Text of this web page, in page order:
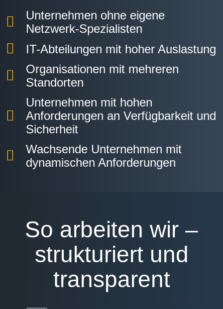
Unternehmen ohne eigene
Netzwerk-Spezialisten
IT-Abteilungen mit hoher Auslastung
Organisationen mit mehreren
Standorten
Unternehmen mit hohen
Anforderungen an Verfügbarkeit und
Sicherheit
Wachsende Unternehmen mit
dynamischen Anforderungen
So arbeiten wir –
strukturiert und
transparent